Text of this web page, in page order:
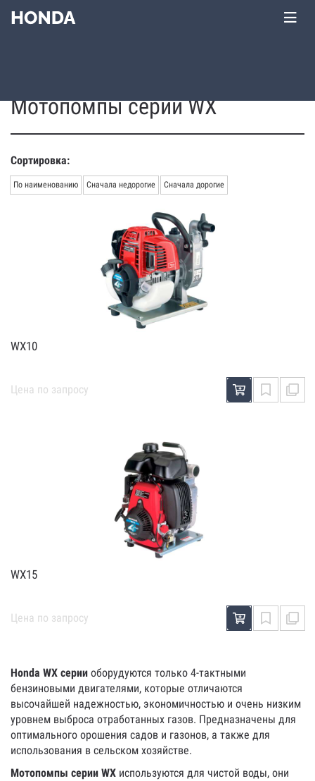
Мотопомпы серии WX
Сортировка:
По наименованию Сначала недорогие Сначала дорогие
WX10
Цена по запросу
WX15
Цена по запросу
Honda WX серии оборудуются только 4-тактными
бензиновыми двигателями, которые отличаются
высочайшей надежностью, экономичностью и очень низким
уровнем выброса отработанных газов. Предназначены для
оптимального орошения садов и газонов, а также для
использования в сельском хозяйстве.
Мотопомпы серии WX используются для чистой воды, они